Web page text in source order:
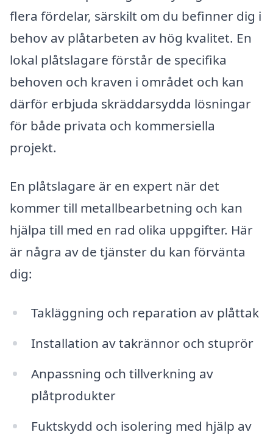
flera fördelar, särskilt om du befinner dig i
behov av plåtarbeten av hög kvalitet. En
lokal plåtslagare förstår de specifika
behoven och kraven i området och kan
därför erbjuda skräddarsydda lösningar
för både privata och kommersiella
projekt.
En plåtslagare är en expert när det
kommer till metallbearbetning och kan
hjälpa till med en rad olika uppgifter. Här
är några av de tjänster du kan förvänta
dig:
Takläggning och reparation av plåttak
Installation av takrännor och stuprör
Anpassning och tillverkning av
plåtprodukter
Fuktskydd och isolering med hjälp av